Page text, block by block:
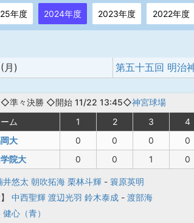
年度 2024年度 2023年度 2022年度
月)
◇準々決勝 ◇開始 11/22 13:45◇神宮球場
ム
1 2 3 4
大
0 0 0 0
院大
0 0 1 0
井悠太 朝吹拓海 栗林斗輝 - 簑原英明
中西聖輝 渡辺光羽 鈴木泰成 - 渡部海
心（青）